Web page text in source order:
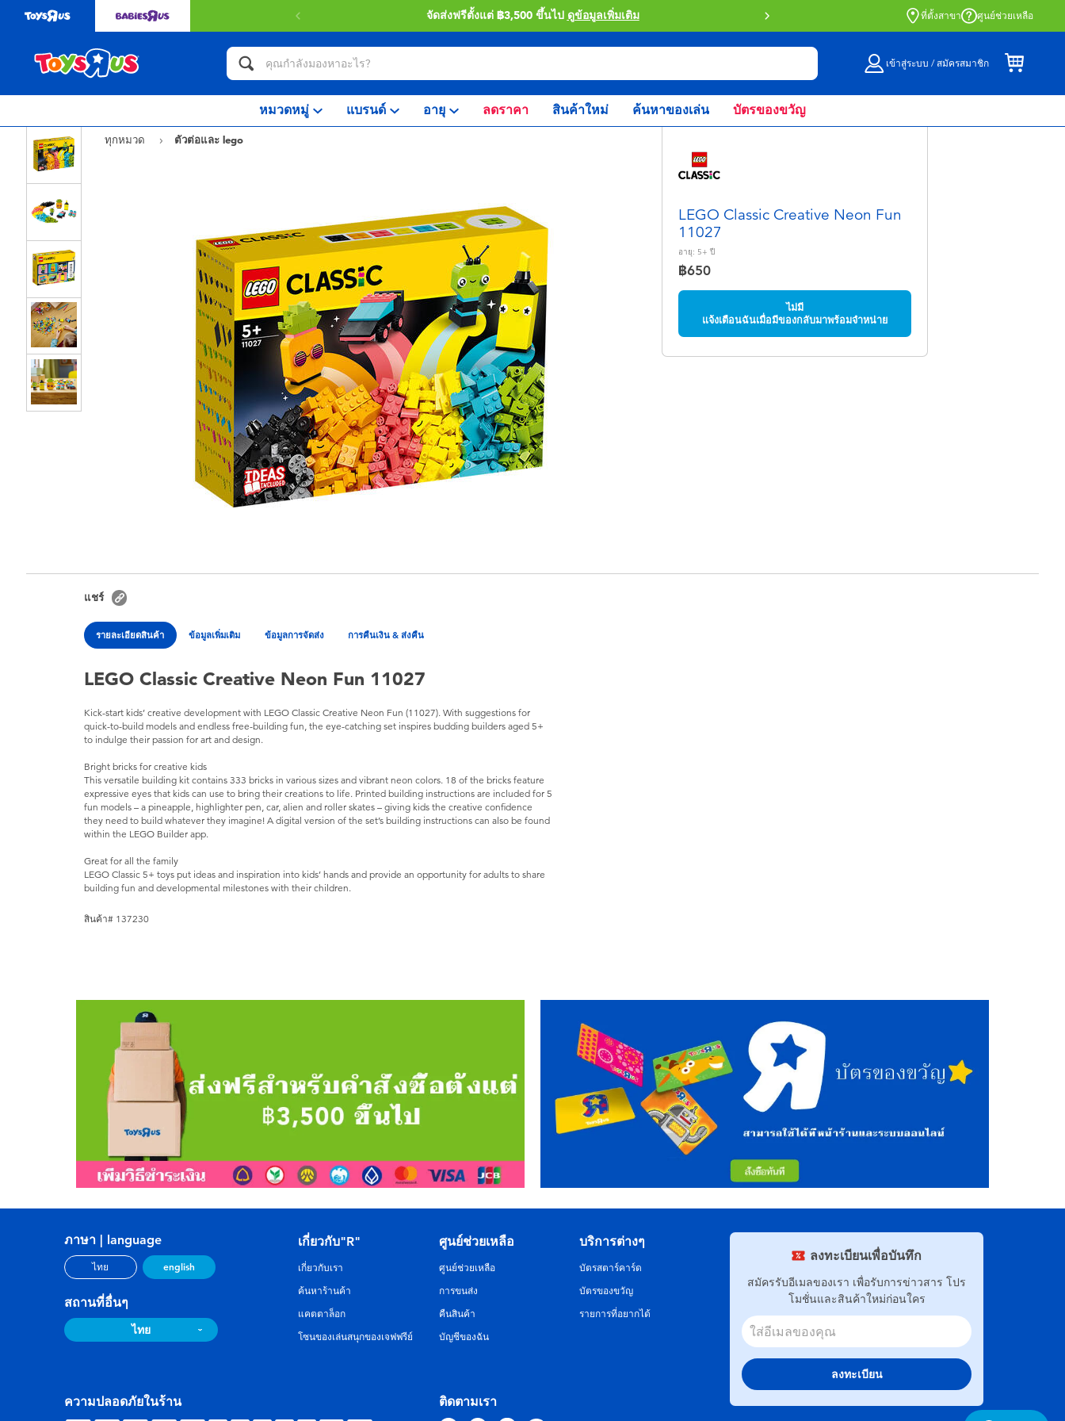
จัดส่งฟรีตั้งแต่ ฿3,500 ขึ้นไป ดูข้อมูลเพิ่มเติม สั่งซื้อออนไลน์และรับที่หน้าร้านด้วย Click
ที่ตั้งสาขา ศูนย์ช่วยเหลือ
เข้าสู่ระบบ / สมัครสมาชิก
หมวดหมู่ แบรนด์ อายุ ลดราคา สินค้าใหม่ ค้นหาของเล่น บัตรของขวัญ
ทุกหมวด ตัวต่อและ lego
LEGO Classic Creative Neon Fun
11027
อายุ: 5+ ปี
฿650
ไม่มี
แจ้งเตือนฉันเมื่อมีของกลับมาพร้อมจำหน่าย
แชร์
รายละเอียดสินค้า ข้อมูลเพิ่มเติม ข้อมูลการจัดส่ง การคืนเงิน & ส่งคืน
LEGO Classic Creative Neon Fun 11027
Kick-start kids’ creative development with LEGO Classic Creative Neon Fun (11027). With suggestions for
quick-to-build models and endless free-building fun, the eye-catching set inspires budding builders aged 5+
to indulge their passion for art and design.
Bright bricks for creative kids
This versatile building kit contains 333 bricks in various sizes and vibrant neon colors. 18 of the bricks feature
expressive eyes that kids can use to bring their creations to life. Printed building instructions are included for 5
fun models – a pineapple, highlighter pen, car, alien and roller skates – giving kids the creative confidence
they need to build whatever they imagine! A digital version of the set’s building instructions can also be found
within the LEGO Builder app.
Great for all the family
LEGO Classic 5+ toys put ideas and inspiration into kids’ hands and provide an opportunity for adults to share
building fun and developmental milestones with their children.
สินค้า# 137230
ลงทะเบียนเพื่อบันทึก
สมัครรับอีเมลของเรา เพื่อรับการข่าวสาร โปร
โมชั่นและสินค้าใหม่ก่อนใคร
ลงทะเบียน
ภาษา | language
ไทย english
สถานที่อื่นๆ
ไทย
ติดตามเรา
เกี่ยวกับ"R"
เกี่ยวกับเรา
ค้นหาร้านค้า
แคตตาล็อก
โซนของเล่นสนุกของเจฟฟรีย์
ศูนย์ช่วยเหลือ
ศูนย์ช่วยเหลือ
การขนส่ง
คืนสินค้า
บัญชีของฉัน
บริการต่างๆ
บัตรสตาร์คาร์ด
บัตรของขวัญ
รายการที่อยากได้
ความปลอดภัยในร้าน